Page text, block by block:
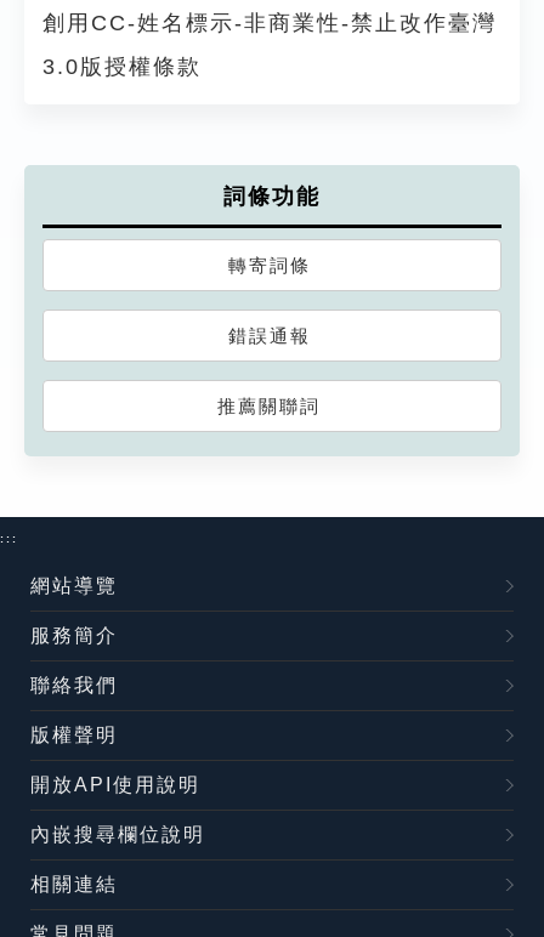
創用CC-姓名標示-非商業性-禁止改作臺灣
3.0版授權條款
詞條功能
轉寄詞條
錯誤通報
推薦關聯詞
:::
網站導覽
服務簡介
聯絡我們
版權聲明
開放API使用說明
內嵌搜尋欄位說明
相關連結